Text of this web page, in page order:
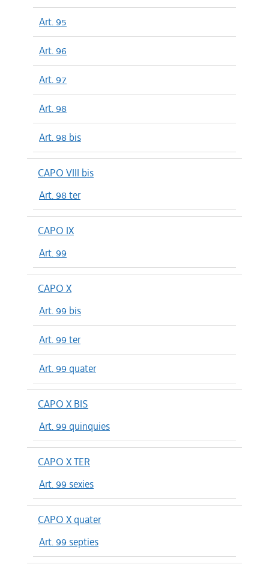
Art. 95
Art. 96
Art. 97
Art. 98
Art. 98 bis
CAPO VIII bis
Art. 98 ter
CAPO IX
Art. 99
CAPO X
Art. 99 bis
Art. 99 ter
Art. 99 quater
CAPO X BIS
Art. 99 quinquies
CAPO X TER
Art. 99 sexies
CAPO X quater
Art. 99 septies